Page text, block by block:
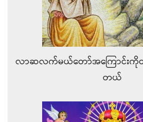
လာဆလက်မယ်တော်အကြောင်းကိုတ
တယ်